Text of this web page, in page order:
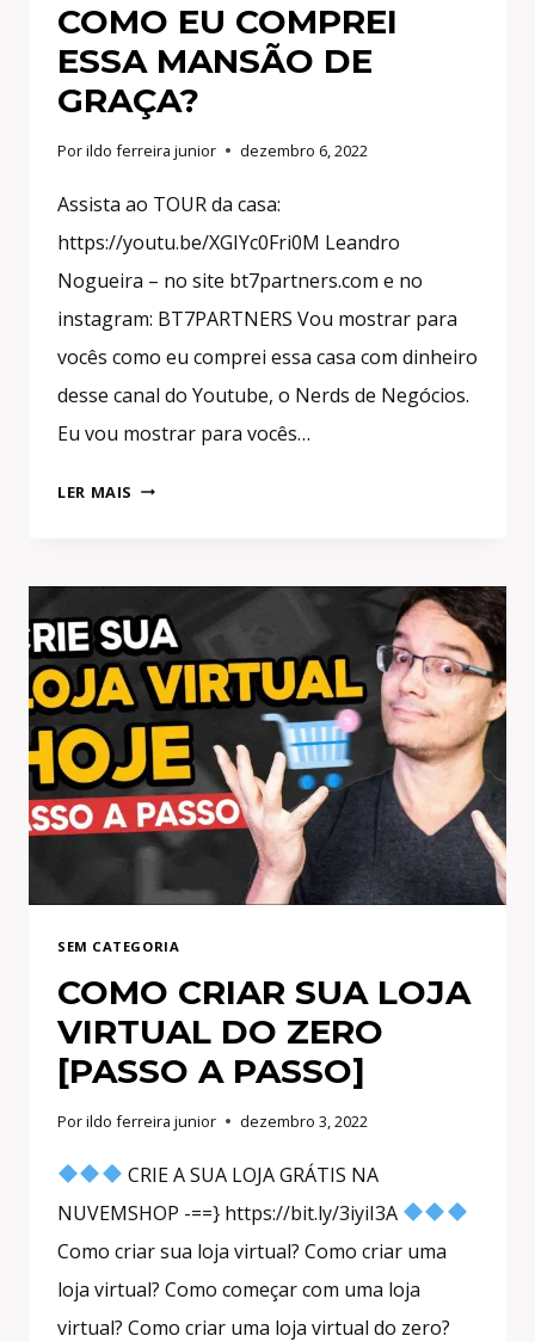
COMO EU COMPREI
ESSA MANSÃO DE
GRAÇA?
Porildo ferreira junior dezembro 6, 2022
Assista ao TOUR da casa:
https://youtu.be/XGIYc0Fri0M Leandro
Nogueira – no site bt7partners.com e no
instagram: BT7PARTNERS Vou mostrar para
vocês como eu comprei essa casa com dinheiro
desse canal do Youtube, o Nerds de Negócios.
Eu vou mostrar para vocês…
LER MAIS COMO
DE
GRAÇA?
SEM CATEGORIA
COMO CRIAR SUA LOJA
VIRTUAL DO ZERO
[PASSO A PASSO]
Porildo ferreira junior dezembro 3, 2022
CRIE A SUA LOJA GRÁTIS NA
NUVEMSHOP -==} https://bit.ly/3iyiI3A
Como criar sua loja virtual? Como criar uma
loja virtual? Como começar com uma loja
virtual? Como criar uma loja virtual do zero?